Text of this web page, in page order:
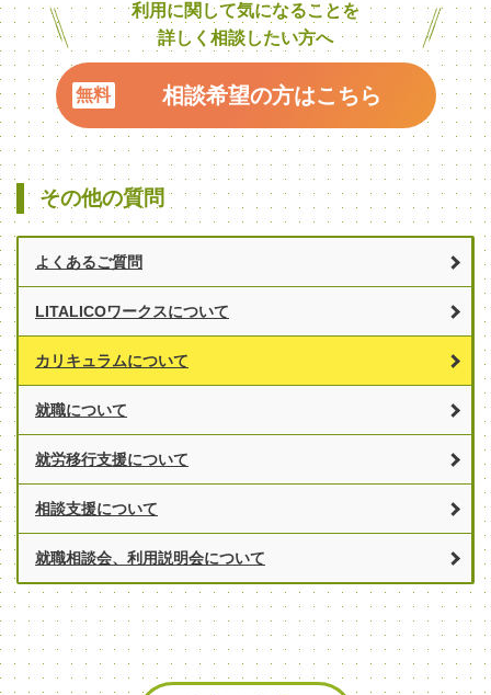
利用に関して気になることを
詳しく相談したい方へ
相談希望の方はこちら
その他の質問
よくあるご質問
LITALICOワークスについて
カリキュラムについて
就職について
就労移行支援について
相談支援について
就職相談会、利用説明会について